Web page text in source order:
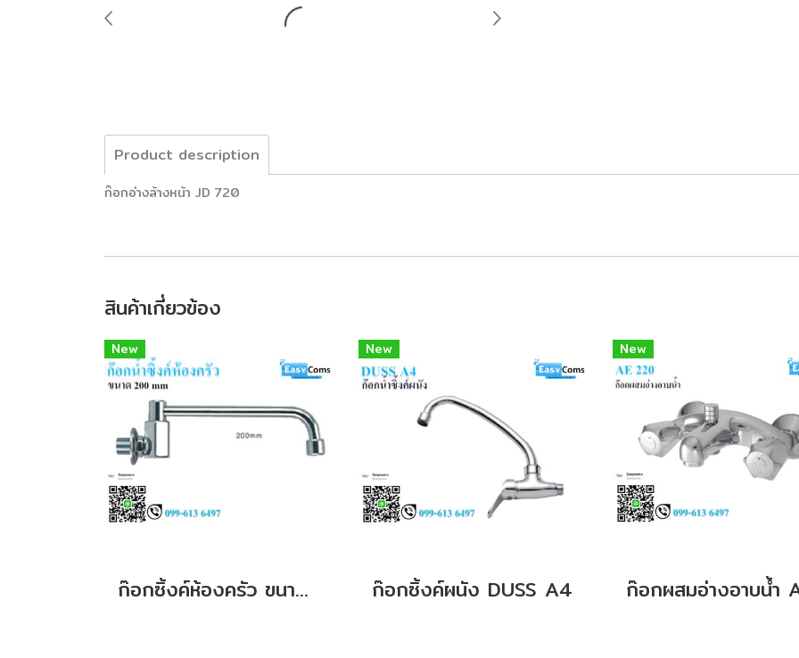
Product description
ก๊อกอ่างล้างหน้า JD 720
สินค้าเกี่ยวข้อง
New
ก๊อกซิ้งค์ห้องครัว ขนาด 200 mm
New
ก๊อกซิ้งค์ผนัง DUSS A4
New